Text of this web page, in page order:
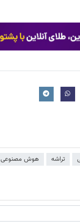
تراشه هوش مصنوعی Chat GPT